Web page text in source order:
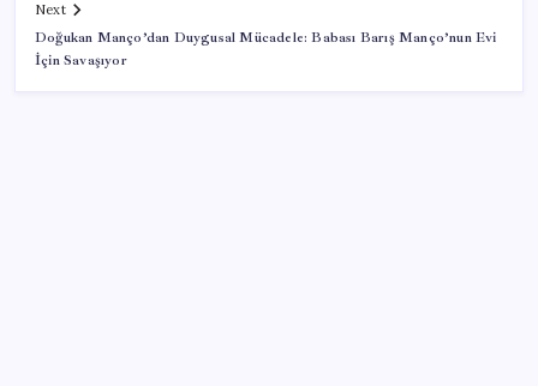
Next
Doğukan Manço’dan Duygusal Mücadele: Babası Barış Manço’nun Evi
İçin Savaşıyor